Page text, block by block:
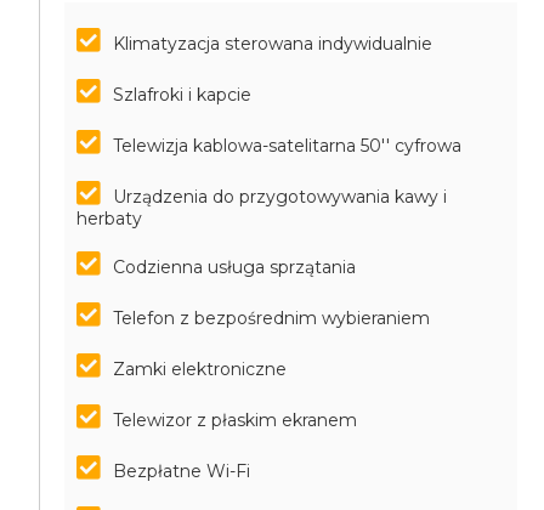
Klimatyzacja sterowana indywidualnie
Szlafroki i kapcie
Telewizja kablowa-satelitarna 50'' cyfrowa
Urządzenia do przygotowywania kawy i
herbaty
Codzienna usługa sprzątania
Telefon z bezpośrednim wybieraniem
Zamki elektroniczne
Telewizor z płaskim ekranem
Bezpłatne Wi-Fi